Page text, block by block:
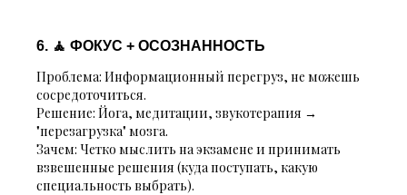
6. 🧘 ФОКУС + ОСОЗНАННОСТЬ
Проблема: Информационный перегруз, не можешь
сосредоточиться.
Решение: Йога, медитации, звукотерапия →
"перезагрузка" мозга.
Зачем: Четко мыслить на экзамене и принимать
взвешенные решения (куда поступать, какую
специальность выбрать).